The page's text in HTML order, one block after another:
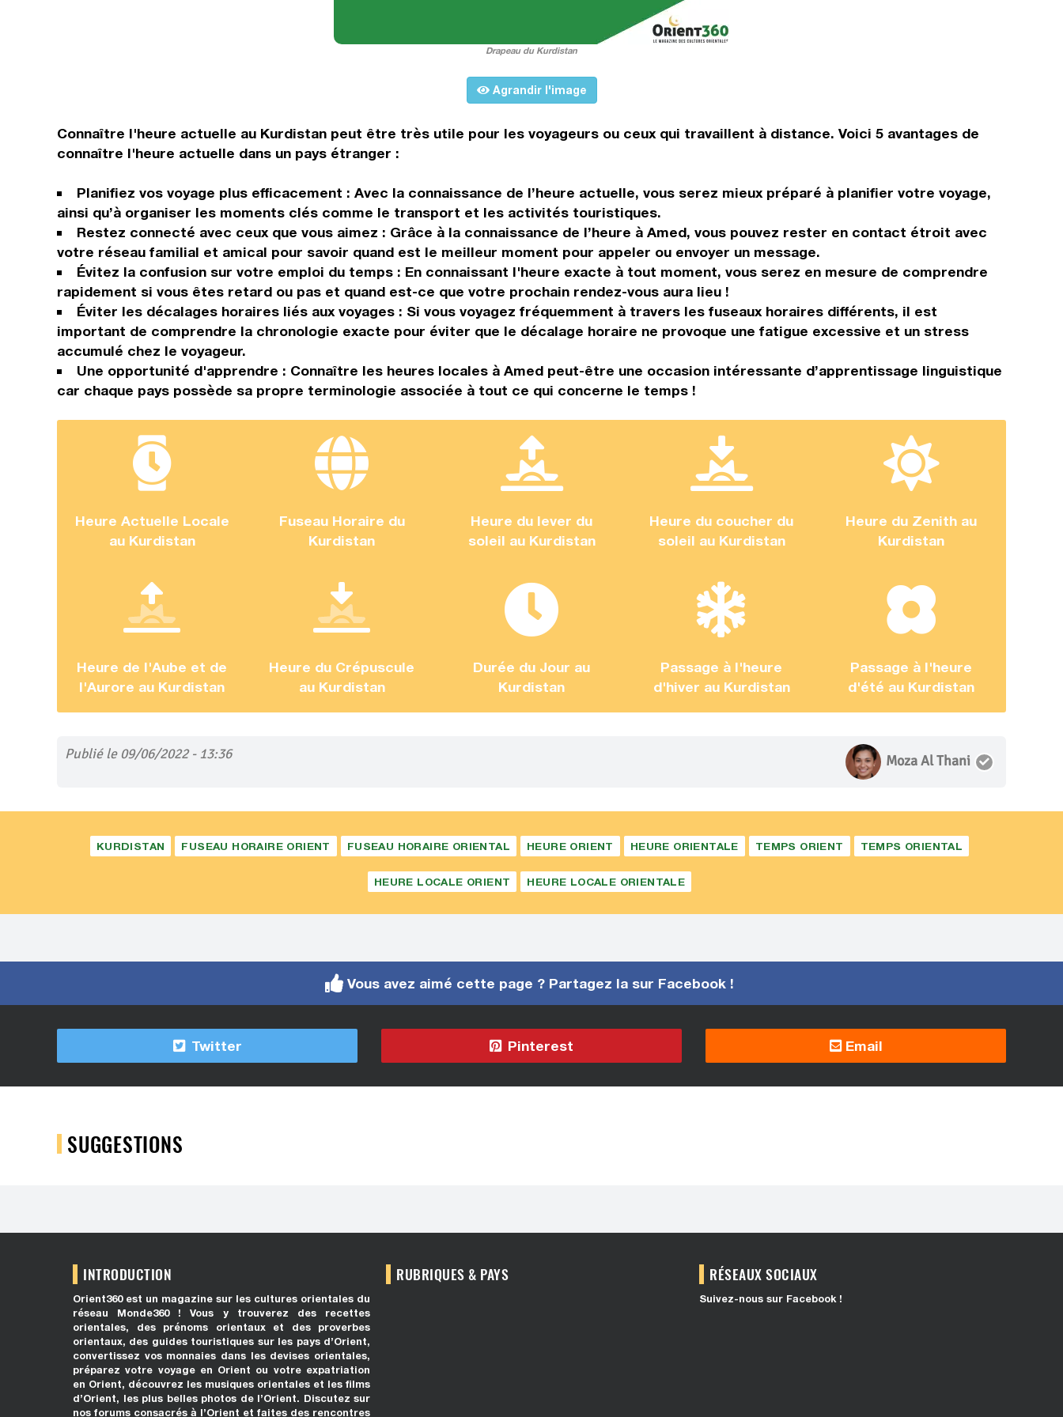
Drapeau du Kurdistan
Agrandir l'image
Connaître l'heure actuelle au Kurdistan peut être très utile pour les voyageurs ou ceux qui travaillent à distance. Voici 5 avantages de
connaître l'heure actuelle dans un pays étranger :
Planifiez vos voyage plus efficacement : Avec la connaissance de l’heure actuelle, vous serez mieux préparé à planifier votre voyage,
ainsi qu’à organiser les moments clés comme le transport et les activités touristiques.
Restez connecté avec ceux que vous aimez : Grâce à la connaissance de l’heure à Amed, vous pouvez rester en contact étroit avec
votre réseau familial et amical pour savoir quand est le meilleur moment pour appeler ou envoyer un message.
Évitez la confusion sur votre emploi du temps : En connaissant l'heure exacte à tout moment, vous serez en mesure de comprendre
rapidement si vous êtes retard ou pas et quand est-ce que votre prochain rendez-vous aura lieu !
Éviter les décalages horaires liés aux voyages : Si vous voyagez fréquemment à travers les fuseaux horaires différents, il est
important de comprendre la chronologie exacte pour éviter que le décalage horaire ne provoque une fatigue excessive et un stress
accumulé chez le voyageur.
Une opportunité d'apprendre : Connaître les heures locales à Amed peut-être une occasion intéressante d’apprentissage linguistique
car chaque pays possède sa propre terminologie associée à tout ce qui concerne le temps !
Heure Actuelle Locale
au Kurdistan
Fuseau Horaire du
Kurdistan
Heure du lever du
soleil au Kurdistan
Heure du coucher du
soleil au Kurdistan
Heure du Zenith au
Kurdistan
Heure de l'Aube et de
l'Aurore au Kurdistan
Heure du Crépuscule
au Kurdistan
Durée du Jour au
Kurdistan
Passage à l'heure
d'hiver au Kurdistan
Passage à l'heure
d'été au Kurdistan
Publié le 09/06/2022 - 13:36 Moza Al Thani
KURDISTAN FUSEAU HORAIRE ORIENT FUSEAU HORAIRE ORIENTAL HEURE ORIENT HEURE ORIENTALE TEMPS ORIENT TEMPS ORIENTAL
HEURE LOCALE ORIENT HEURE LOCALE ORIENTALE
Vous avez aimé cette page ? Partagez la sur Facebook !
Twitter Pinterest Email
SUGGESTIONS
INTRODUCTION
Orient360 est un magazine sur les cultures orientales du
réseau Monde360 ! Vous y trouverez des recettes
orientales, des prénoms orientaux et des proverbes
orientaux, des guides touristiques sur les pays d’Orient,
convertissez vos monnaies dans les devises orientales,
préparez votre voyage en Orient ou votre expatriation
en Orient, découvrez les musiques orientales et les films
d’Orient, les plus belles photos de l’Orient. Discutez sur
nos forums consacrés à l’Orient et faites des rencontres
RUBRIQUES & PAYS RÉSEAUX SOCIAUX
Suivez-nous sur Facebook !